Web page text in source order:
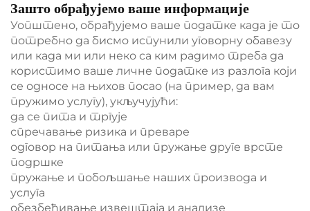
Зашто обрађујемо ваше информације
Уопштено, обрађујемо ваше податке када је то
потребно да бисмо испунили уговорну обавезу
или када ми или неко са ким радимо треба да
користимо ваше личне податке из разлога који
се односе на њихов посао (на пример, да вам
пружимо услугу), укључујући:
да се пита и тргује
спречавање ризика и преваре
одговор на питања или пружање друге врсте
подршке
пружање и побољшање наших производа и
услуга
обезбеђивање извештаја и анализе